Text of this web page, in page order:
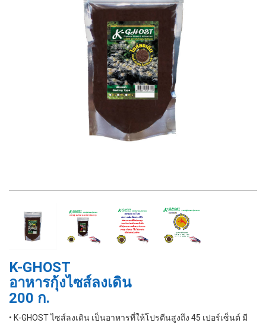
K-GHOST
อาหารกุ้งไซส์ลงเดิน
200 ก.
• K-GHOST ไซส์ลงเดิน เป็นอาหารที่ให้โปรตีนสูงถึง 45 เปอร์เซ็นต์ มี